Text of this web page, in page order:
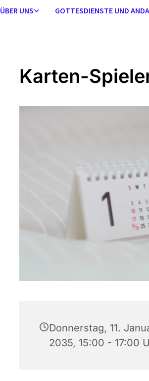
ÜBER UNS GOTTESDIENSTE UND
Karten-
Donnerstag, 11.
2035, 15:00 - 17:00